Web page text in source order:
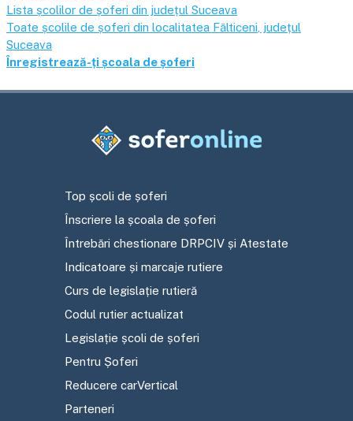
Lista școlilor de șoferi din județul Suceava
Toate școlile de șoferi din localitatea Fălticeni , județul
Suceava
Înregistrează-ți școala de șoferi
Top școli de șoferi
Înscriere la școala de șoferi
Întrebări chestionare DRPCIV și Atestate
Indicatoare și marcaje rutiere
Curs de legislație rutieră
Codul rutier actualizat
Legislație școli de șoferi
Pentru Șoferi
Reducere carVertical
Parteneri